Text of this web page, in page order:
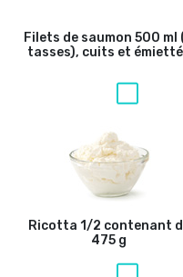
Filets de saumon 500 ml
tasses), cuits et
Ricotta 1/2 contenant
475 g